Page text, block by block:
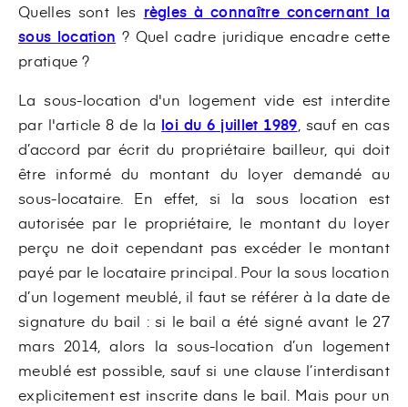
Quelles sont les règles à connaître concernant la
sous location ? Quel cadre juridique encadre cette
pratique ?
La sous-location d'un logement vide est interdite
par l'article 8 de la loi du 6 juillet 1989 , sauf en cas
d’accord par écrit du propriétaire bailleur, qui doit
être informé du montant du loyer demandé au
sous-locataire. En effet, si la sous location est
autorisée par le propriétaire, le montant du loyer
perçu ne doit cependant pas excéder le montant
payé par le locataire principal. Pour la sous location
d’un logement meublé, il faut se référer à la date de
signature du bail : si le bail a été signé avant le 27
mars 2014, alors la sous-location d’un logement
meublé est possible, sauf si une clause l’interdisant
explicitement est inscrite dans le bail. Mais pour un